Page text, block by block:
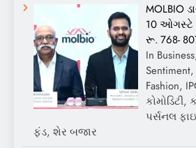
MOLBIO
10 ઓગસ્ટે
રૂ. 768-
In
Fashion,
કોમોડિટી,
પર્સનલ
ફંડ, શેર બજાર